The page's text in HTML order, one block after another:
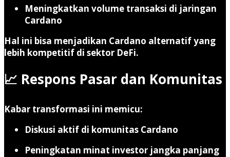
Meningkatkan volume transaksi di jaringan
Cardano
Hal ini bisa menjadikan Cardano alternatif yang
lebih kompetitif di sektor DeFi.
📈 Respons Pasar dan Komunitas
Kabar transformasi ini memicu:
Diskusi aktif di komunitas Cardano
Peningkatan minat investor jangka panjang